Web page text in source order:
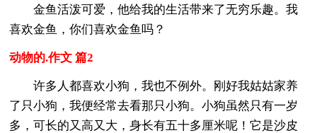
金鱼活泼可爱，他给我的生活带来了无穷乐趣。我
喜欢金鱼，你们喜欢金鱼吗？
动物的.作文 篇2
许多人都喜欢小狗，我也不例外。刚好我姑姑家养
了只小狗，我便经常去看那只小狗。小狗虽然只有一岁
多，可长的又高又大，身长有五十多厘米呢！它是沙皮